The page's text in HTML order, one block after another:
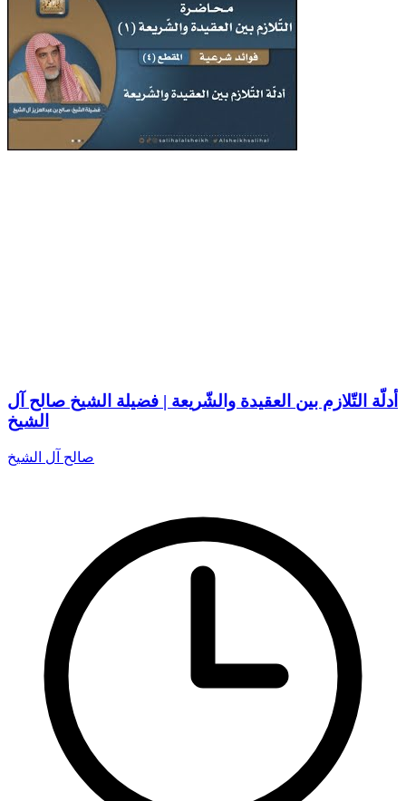
أدلّة التّلازم بين العقيدة والشّريعة | فضيلة الشيخ صالح آل
الشيخ
صالح آل الشيخ